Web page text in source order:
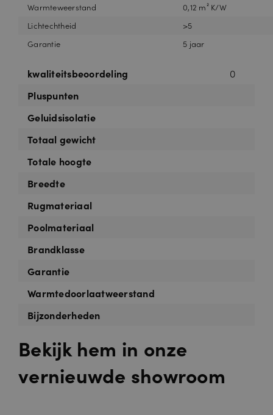
Warmteweerstand
0,12 m² K/W
Lichtechtheid
>5
Garantie
5 jaar
kwaliteitsbeoordeling
0
Pluspunten
Geluidsisolatie
Totaal gewicht
Totale hoogte
Breedte
Rugmateriaal
Poolmateriaal
Brandklasse
Garantie
Warmtedoorlaatweerstand
Bijzonderheden
Bekijk hem in onze
vernieuwde showroom